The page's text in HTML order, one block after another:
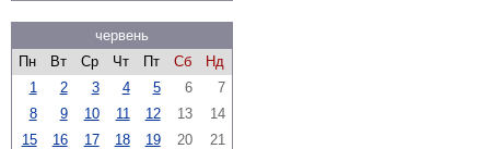
червень
Пн
Вт Ср Чт Пт Сб
Нд
1
2 3 4 5 6
7
8
9 10 11 12 13
14
15
16 17 18 19 20
21